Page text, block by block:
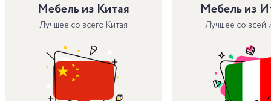
Мебель из Китая
Лучшее со всего Китая
Мебель из
Лучшее со всей